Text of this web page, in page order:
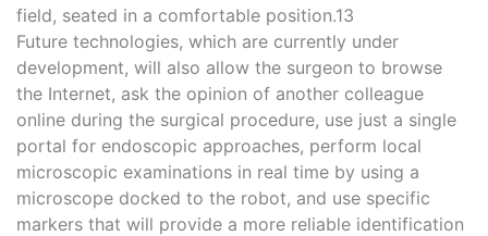
field, seated in a comfortable position.13
Future technologies, which are currently under
development, will also allow the surgeon to browse
the Internet, ask the opinion of another colleague
online during the surgical procedure, use just a single
portal for endoscopic approaches, perform local
microscopic examinations in real time by using a
microscope docked to the robot, and use specific
markers that will provide a more reliable identification